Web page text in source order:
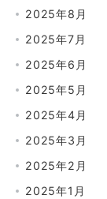
2025年8月
2025年7月
2025年6月
2025年5月
2025年4月
2025年3月
2025年2月
2025年1月